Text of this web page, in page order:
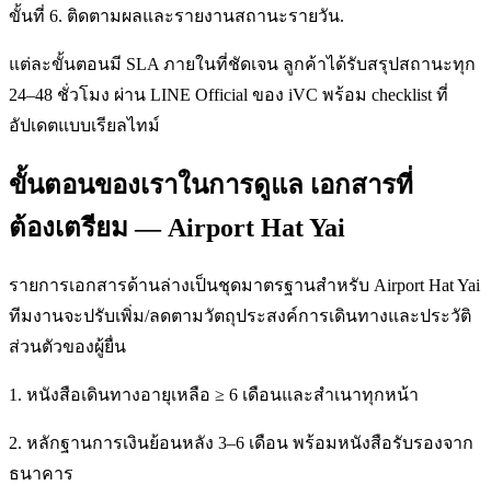
ขั้นที่ 6. ติดตามผลและรายงานสถานะรายวัน.
แต่ละขั้นตอนมี SLA ภายในที่ชัดเจน ลูกค้าได้รับสรุปสถานะทุก
24–48 ชั่วโมง ผ่าน LINE Official ของ iVC พร้อม checklist ที่
อัปเดตแบบเรียลไทม์
ขั้นตอนของเราในการดูแล เอกสารที่
ต้องเตรียม — Airport Hat Yai
รายการเอกสารด้านล่างเป็นชุดมาตรฐานสำหรับ Airport Hat Yai
ทีมงานจะปรับเพิ่ม/ลดตามวัตถุประสงค์การเดินทางและประวัติ
ส่วนตัวของผู้ยื่น
1. หนังสือเดินทางอายุเหลือ ≥ 6 เดือนและสำเนาทุกหน้า
2. หลักฐานการเงินย้อนหลัง 3–6 เดือน พร้อมหนังสือรับรองจาก
ธนาคาร